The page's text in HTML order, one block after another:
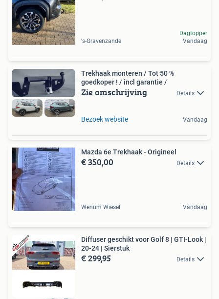
's-Gravenzande
Dagtopper
Vandaag
Trekhaak monteren / Tot 50 %
goedkoper ! / incl garantie /
Zie omschrijving Details
Bezoek website Vandaag
Mazda 6e Trekhaak - Origineel
€ 350,00 Details
Wenum Wiesel Vandaag
Diffuser geschikt voor Golf 8 | GTI-Look |
20-24 | Sierstuk
€ 299,95 Details